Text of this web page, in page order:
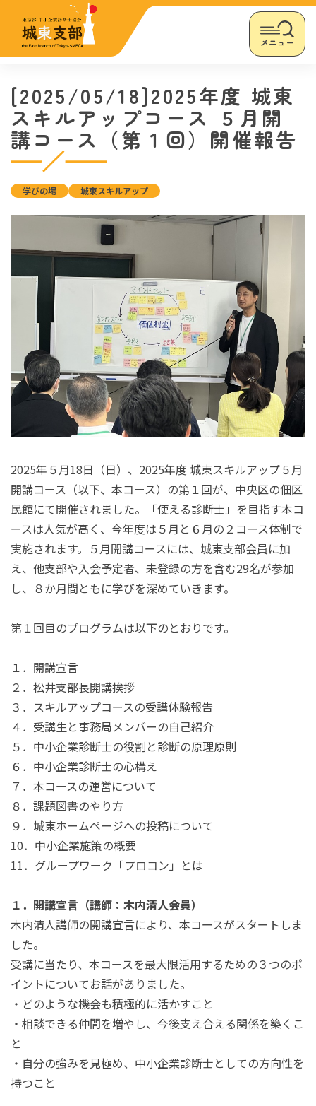
メニュー
[2025/05/18]2025年度 城東
スキルアップコース ５月開
講コース（第１回）開催報告
学びの場 城東スキルアップ
2025年５月18日（日）、2025年度 城東スキルアップ５月
開講コース（以下、本コース）の第１回が、中央区の佃区
民館にて開催されました。「使える診断士」を目指す本コ
ースは人気が高く、今年度は５月と６月の２コース体制で
実施されます。５月開講コースには、城東支部会員に加
え、他支部や入会予定者、未登録の方を含む29名が参加
し、８か月間ともに学びを深めていきます。
第１回目のプログラムは以下のとおりです。
１．開講宣言
２．松井支部長開講挨拶
３．スキルアップコースの受講体験報告
４．受講生と事務局メンバーの自己紹介
５．中小企業診断士の役割と診断の原理原則
６．中小企業診断士の心構え
７．本コースの運営について
８．課題図書のやり方
９．城東ホームページへの投稿について
10．中小企業施策の概要
11．グループワーク「プロコン」とは
１．開講宣言（講師：木内清人会員）
木内清人講師の開講宣言により、本コースがスタートしま
した。
受講に当たり、本コースを最大限活用するための３つのポ
イントについてお話がありました。
・どのような機会も積極的に活かすこと
・相談できる仲間を増やし、今後支え合える関係を築くこ
と
・自分の強みを見極め、中小企業診断士としての方向性を
持つこと